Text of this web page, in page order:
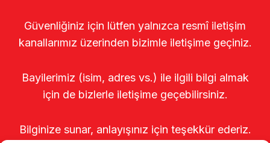
Güvenliğiniz için lütfen yalnızca resmî iletişim
kanallarımız üzerinden bizimle iletişime geçiniz.
Bayilerimiz (isim, adres vs.) ile ilgili bilgi almak
için de bizlerle iletişime geçebilirsiniz.
Bilginize sunar, anlayışınız için teşekkür ederiz.